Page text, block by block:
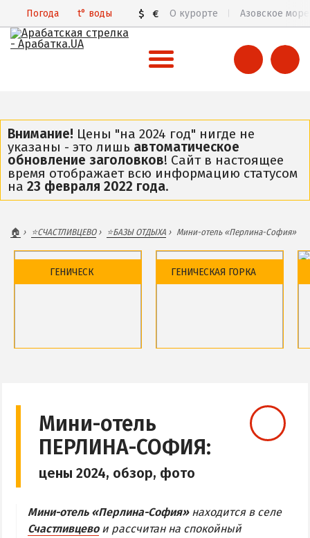
Погода t° воды $ € О курорте Азовское море
Все базы отдыха и отели
Общий обзор курорта
Арабатская Стрелка в 3D
Пляжи
Все веб-камеры
Карта
Все отели и пансионаты Геническа
ГЕНИЧЕСКАЯ ГОРКА
Обзор Генгорки
Все базы отдыха и отели Генгорки
Карта Генгорки
Внимание! Цены "на 2024 год" нигде не
указаны - это лишь автоматическое
обновление заголовков! Сайт в настоящее
время отображает всю информацию статусом
на 23 февраля 2022 года.
🏠 ⭐️СЧАСТЛИВЦЕВО ⭐️БАЗЫ ОТДЫХА Мини-отель «Перлина-София»
ГЕНИЧЕСК ГЕНИЧЕСКАЯ ГОРКА
Мини-отель
ПЕРЛИНА-СОФИЯ:
цены 2024, обзор, фото
Мини-отель «Перлина-София»находится в селе
Счастливцевои рассчитан на спокойный